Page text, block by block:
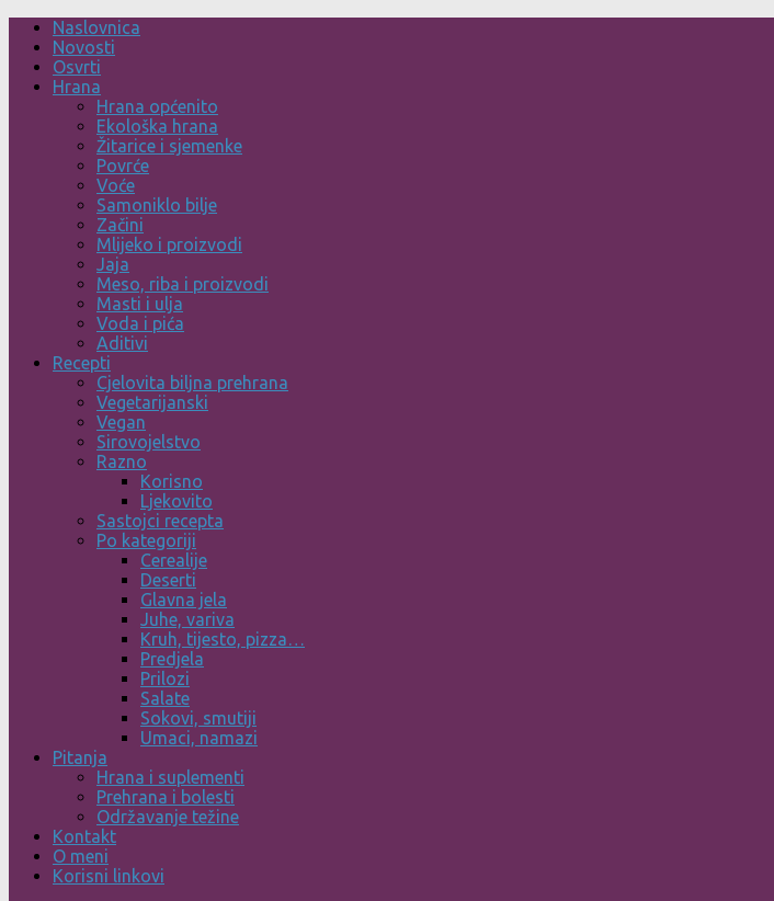
Skip
content
Naslovnica
Novosti
Osvrti
Hrana
Hrana općenito
Ekološka hrana
Žitarice i sjemenke
Povrće
Voće
Samoniklo bilje
Začini
Mlijeko i proizvodi
Jaja
Meso, riba i proizvodi
Masti i ulja
Voda i pića
Aditivi
Recepti
Cjelovita biljna prehrana
Vegetarijanski
Vegan
Sirovojelstvo
Razno
Korisno
Ljekovito
Sastojci recepta
Po kategoriji
Cerealije
Deserti
Glavna jela
Juhe, variva
Kruh, tijesto, pizza…
Predjela
Prilozi
Salate
Sokovi, smutiji
Umaci, namazi
Pitanja
Hrana i suplementi
Prehrana i bolesti
Održavanje težine
Kontakt
O meni
Korisni linkovi